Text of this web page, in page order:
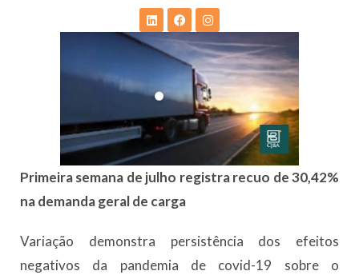
Primeira semana de julho registra recuo de 30,42%
na demanda geral de carga
Variação demonstra persistência dos efeitos
negativos da pandemia de covid-19 sobre o